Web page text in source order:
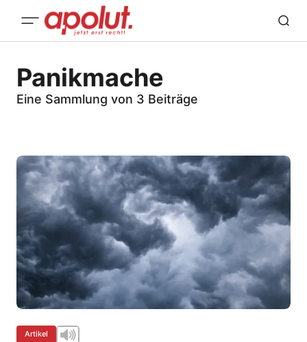
Panikmache
Eine Sammlung von 3 Beiträge
Artikel